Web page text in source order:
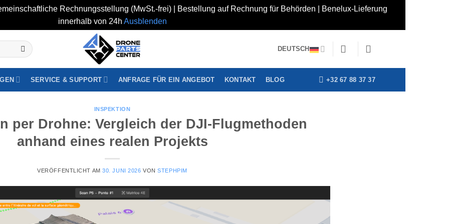
Rechnungsstellung (MwSt.-frei) | Bestellung auf Rechnung für Behörden | Benelux-Lieferung
innerhalb von 24h Ausblenden
DEUTSCH
SERVICE & SUPPORT ANFRAGE FÜR EIN ANGEBOT KONTAKT BLOG +32 67 88 37 37
INSPEKTION
per Drohne: Vergleich der DJI-Flugmethoden
anhand eines realen Projekts
VERÖFFENTLICHT AM30. JUNI 2026 VONSTEPHPIM